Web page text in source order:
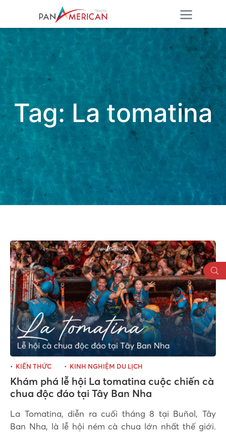
Tag: La tomatina
KIẾN THỨC KINH NGHIỆM DU LỊCH
Khám phá lễ hội La tomatina cuộc chiến cà
chua độc đáo tại Tây Ban Nha
La Tomatina, diễn ra cuối tháng 8 tại Buñol, Tây
Ban Nha, là lễ hội ném cà chua lớn nhất thế giới.